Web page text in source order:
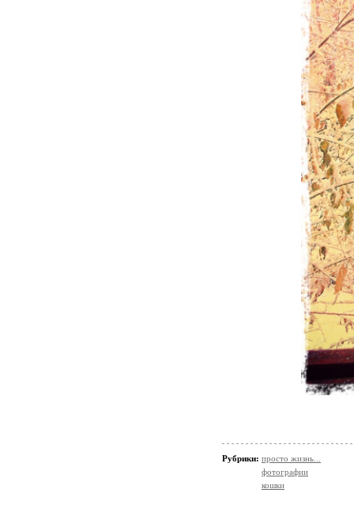
Рубрики: просто жизнь...
фотографии
кошки